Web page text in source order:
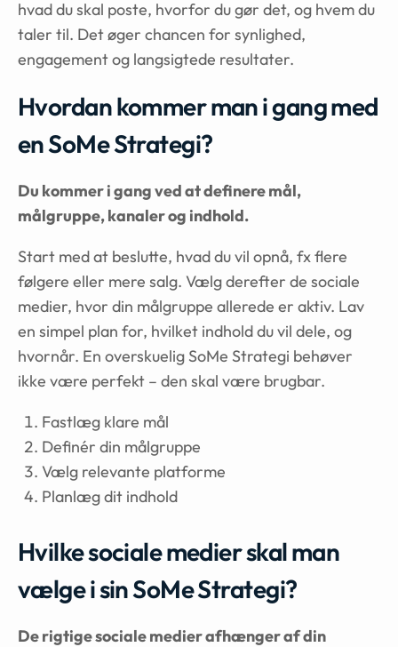
hvad du skal poste, hvorfor du gør det, og hvem du
taler til. Det øger chancen for synlighed,
engagement og langsigtede resultater.
Hvordan kommer man i gang med
en SoMe Strategi?
Du kommer i gang ved at definere mål,
målgruppe, kanaler og indhold.
Start med at beslutte, hvad du vil opnå, fx flere
følgere eller mere salg. Vælg derefter de sociale
medier, hvor din målgruppe allerede er aktiv. Lav
en simpel plan for, hvilket indhold du vil dele, og
hvornår. En overskuelig SoMe Strategi behøver
ikke være perfekt – den skal være brugbar.
Fastlæg klare mål
Definér din målgruppe
Vælg relevante platforme
Planlæg dit indhold
Hvilke sociale medier skal man
vælge i sin SoMe Strategi?
De rigtige sociale medier afhænger af din